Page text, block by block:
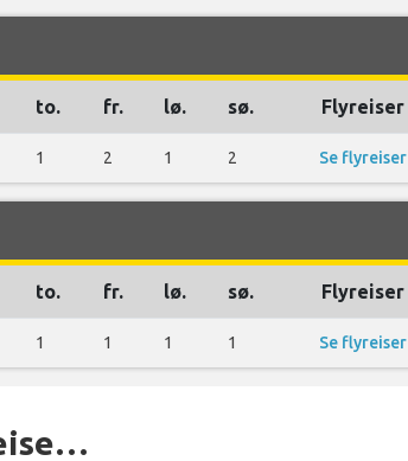
to. fr. lø. sø. Flyreiser
1 2 1 2 Se flyreiser
to. fr. lø. sø. Flyreiser
1 1 1 1 Se flyreiser